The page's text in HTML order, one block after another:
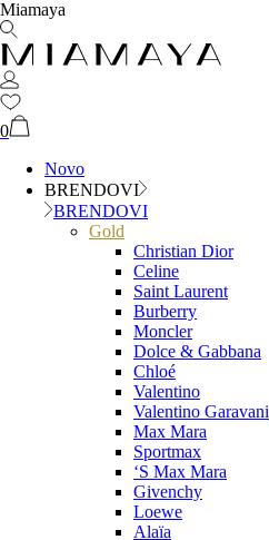
Miamaya
0
Novo
BRENDOVI
BRENDOVI
Gold
Christian Dior
Celine
Saint Laurent
Burberry
Moncler
Dolce & Gabbana
Chloé
Valentino
Valentino Garavani
Max Mara
Sportmax
‘S Max Mara
Givenchy
Loewe
Alaïa